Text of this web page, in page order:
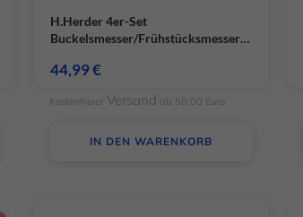
H.Herder 4er-Set
Buckelsmesser/Frühstücksmesser
rostfrei
44,99€
Kostenfreier Versand ab 50,00 Euro
IN DEN WARENKORB